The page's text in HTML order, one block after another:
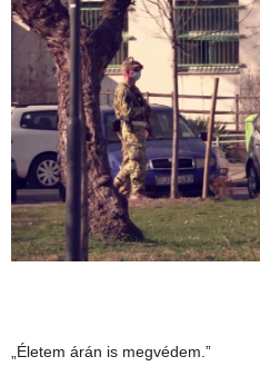
„Életem árán is megvédem.”